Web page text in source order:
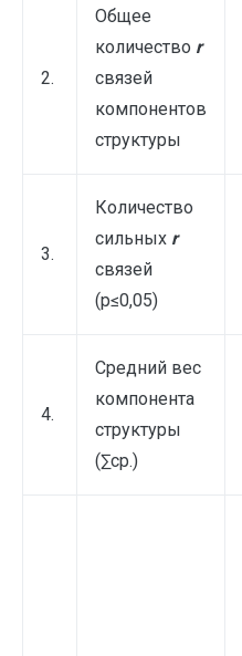
2.
Общее
количество r
связей
компонентов
структуры
3.
Количество
сильных r
связей
(p≤0,05)
4.
Средний вес
компонента
структуры
(∑ср.)